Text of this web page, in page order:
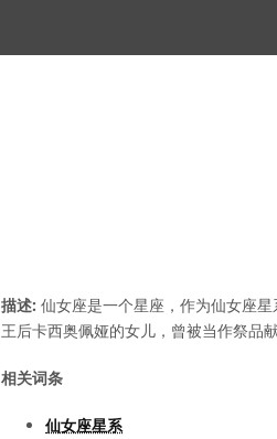
描述: 仙女座是一个星座，作为仙女座
王后卡西奥佩娅的女儿，曾被当作祭品
相关词条
仙女座星系